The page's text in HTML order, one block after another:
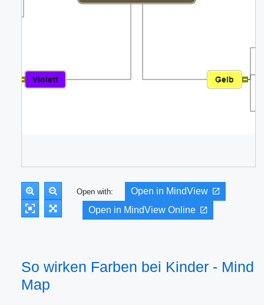
Open with:
Open in MindView
Open in MindView Online
So wirken Farben bei Kinder - Mind
Map